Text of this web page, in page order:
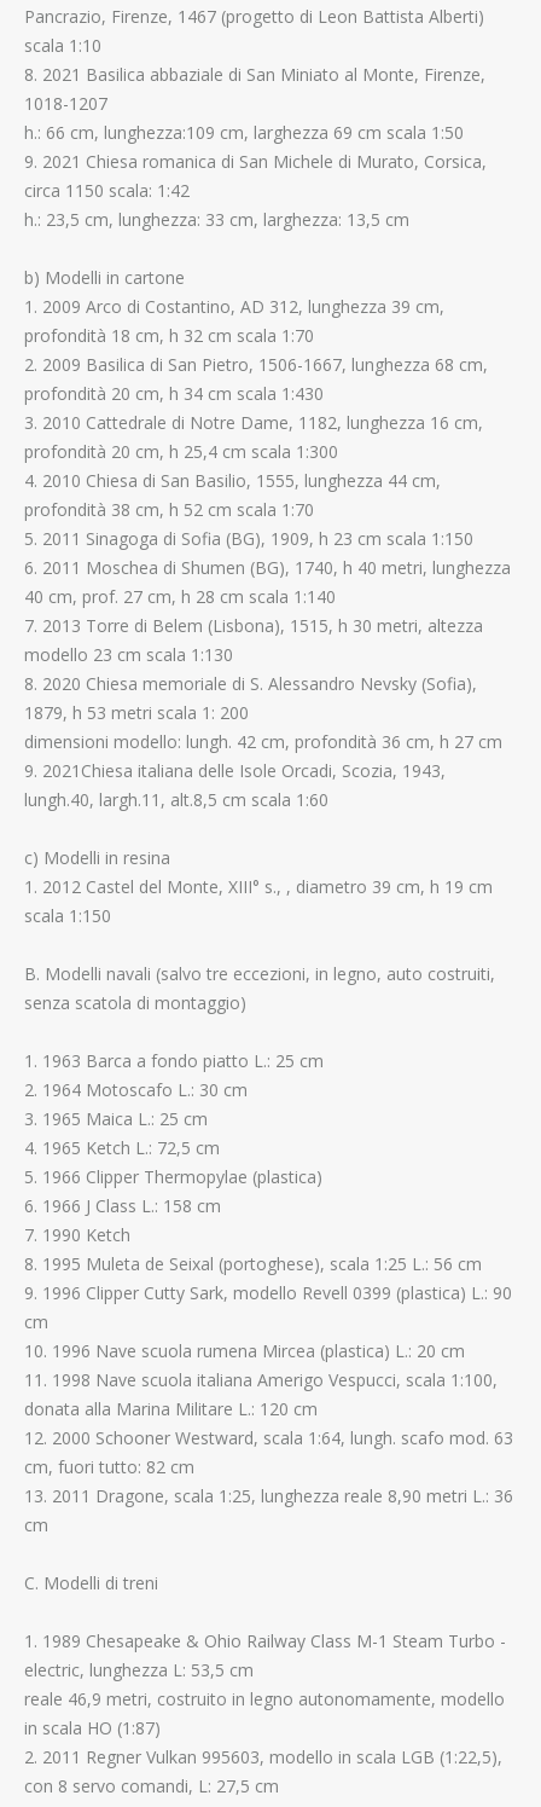
Pancrazio, Firenze, 1467 (progetto di Leon Battista Alberti)
scala 1:10
8. 2021 Basilica abbaziale di San Miniato al Monte, Firenze,
1018-1207
h.: 66 cm, lunghezza:109 cm, larghezza 69 cm scala 1:50
9. 2021 Chiesa romanica di San Michele di Murato, Corsica,
circa 1150 scala: 1:42
h.: 23,5 cm, lunghezza: 33 cm, larghezza: 13,5 cm
b) Modelli in cartone
1. 2009 Arco di Costantino, AD 312, lunghezza 39 cm,
profondità 18 cm, h 32 cm scala 1:70
2. 2009 Basilica di San Pietro, 1506-1667, lunghezza 68 cm,
profondità 20 cm, h 34 cm scala 1:430
3. 2010 Cattedrale di Notre Dame, 1182, lunghezza 16 cm,
profondità 20 cm, h 25,4 cm scala 1:300
4. 2010 Chiesa di San Basilio, 1555, lunghezza 44 cm,
profondità 38 cm, h 52 cm scala 1:70
5. 2011 Sinagoga di Sofia (BG), 1909, h 23 cm scala 1:150
6. 2011 Moschea di Shumen (BG), 1740, h 40 metri, lunghezza
40 cm, prof. 27 cm, h 28 cm scala 1:140
7. 2013 Torre di Belem (Lisbona), 1515, h 30 metri, altezza
modello 23 cm scala 1:130
8. 2020 Chiesa memoriale di S. Alessandro Nevsky (Sofia),
1879, h 53 metri scala 1: 200
dimensioni modello: lungh. 42 cm, profondità 36 cm, h 27 cm
9. 2021Chiesa italiana delle Isole Orcadi, Scozia, 1943,
lungh.40, largh.11, alt.8,5 cm scala 1:60
c) Modelli in resina
1. 2012 Castel del Monte, XIII° s., , diametro 39 cm, h 19 cm
scala 1:150
B. Modelli navali (salvo tre eccezioni, in legno, auto costruiti,
senza scatola di montaggio)
1. 1963 Barca a fondo piatto L.: 25 cm
2. 1964 Motoscafo L.: 30 cm
3. 1965 Maica L.: 25 cm
4. 1965 Ketch L.: 72,5 cm
5. 1966 Clipper Thermopylae (plastica)
6. 1966 J Class L.: 158 cm
7. 1990 Ketch
8. 1995 Muleta de Seixal (portoghese), scala 1:25 L.: 56 cm
9. 1996 Clipper Cutty Sark, modello Revell 0399 (plastica) L.: 90
cm
10. 1996 Nave scuola rumena Mircea (plastica) L.: 20 cm
11. 1998 Nave scuola italiana Amerigo Vespucci, scala 1:100,
donata alla Marina Militare L.: 120 cm
12. 2000 Schooner Westward, scala 1:64, lungh. scafo mod. 63
cm, fuori tutto: 82 cm
13. 2011 Dragone, scala 1:25, lunghezza reale 8,90 metri L.: 36
cm
C. Modelli di treni
1. 1989 Chesapeake & Ohio Railway Class M-1 Steam Turbo -
electric, lunghezza L: 53,5 cm
reale 46,9 metri, costruito in legno autonomamente, modello
in scala HO (1:87)
2. 2011 Regner Vulkan 995603, modello in scala LGB (1:22,5),
con 8 servo comandi, L: 27,5 cm